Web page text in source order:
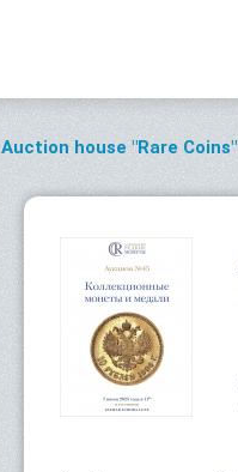
Auction house "Rare Coins"